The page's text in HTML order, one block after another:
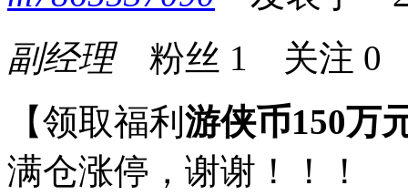
副经理粉丝 1 关注 0
【领取福利 游侠币150万
满仓涨停，谢谢！！！